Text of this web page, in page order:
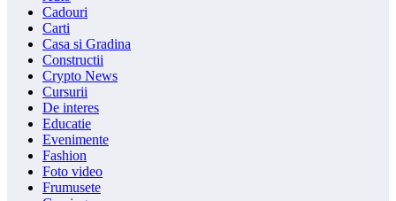
Cadouri
Carti
Casa si Gradina
Constructii
Crypto News
Cursurii
De interes
Educatie
Evenimente
Fashion
Foto video
Frumusete